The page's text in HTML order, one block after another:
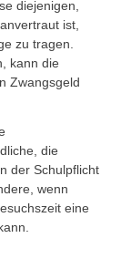
diejenigen,
ist,
zu tragen.
kann die
Zwangsgeld
die
der Schulpflicht
wenn
eine